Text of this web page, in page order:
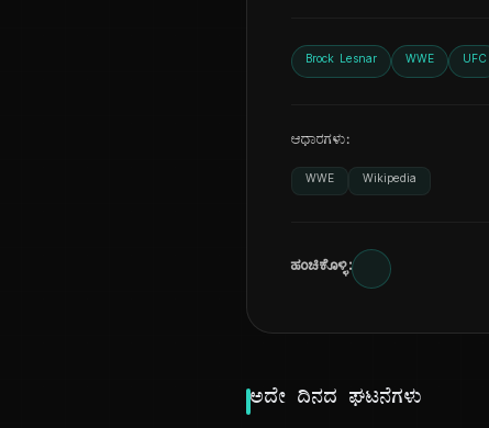
Brock Lesnar WWE UFC
ಆಧಾರಗಳು:
WWE Wikipedia
ಹಂಚಿಕೊಳ್ಳಿ:
ಅದೇ ದಿನದ ಘಟನೆಗಳು